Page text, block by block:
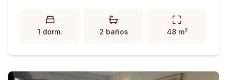
1 dorm. 2 baños 48 m²